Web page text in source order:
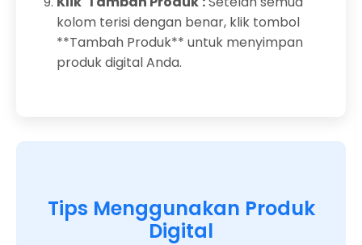
kolom terisi dengan benar, klik tombol
**Tambah Produk** untuk menyimpan
produk digital Anda.
Tips Menggunakan Produk
Digital